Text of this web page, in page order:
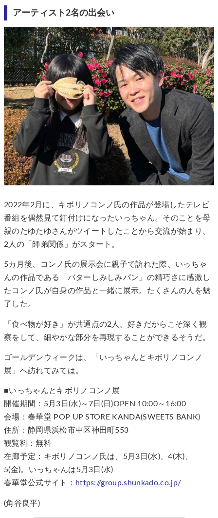
アーティスト2名の出会い
2022年2月に、キボリノコンノ氏の作品が登場したテレビ
番組を偶然見て釘付けになったいっちゃん。そのことを母
親のたゆたゆさんがツイートしたことから交流が始まり、
2人の「師弟関係」がスタート。
5カ月後、コンノ氏の展示会に親子で訪れた際、いっちゃ
んの作品である「バターしみしみパン」の精巧さに感激し
たコンノ氏が自身の作品と一緒に展示。たくさんの人を魅
了した。
「食べ物が好き」が共通点の2人。好きだからこそ深く観
察をして、細やかな部分を再現することができるそうだ。
ゴールデンウィークは、「いっちゃんとキボリノコンノ
展」へ訪れてみては。
■いっちゃんとキボリノコンノ展
開催期間：5月3日(水)～7日(日)OPEN 10:00～16:00
会場：春華堂 POP UP STORE KANDA(SWEETS BANK)
住所：静岡県浜松市中区神田町553
観覧料：無料
在廊予定：キボリノコンノ氏は、5月3日(水)、4(木)、
5(金)。いっちゃんは5月3日(水)
春華堂公式サイト： https://group.shunkado.co.jp/
(角谷良平)